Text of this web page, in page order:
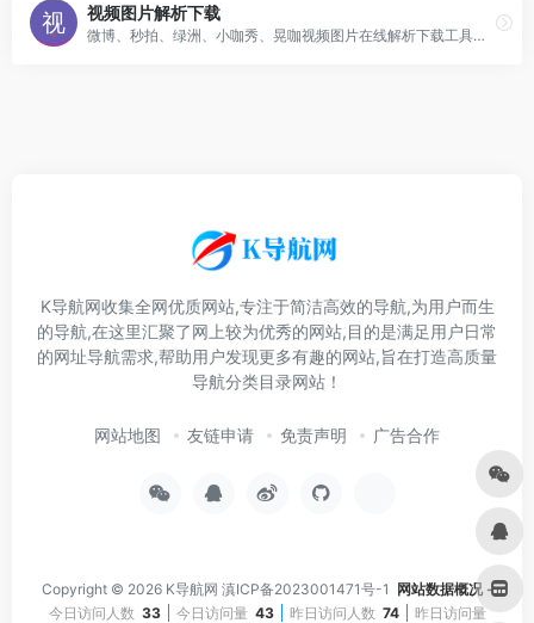
视频图片解析下载
微博、秒拍、绿洲、小咖秀、晃咖视频图片在线解析下载工具支持解析微博和秒拍里的视频真实地址,解析出来的绿洲和小咖秀视频没有水印,并支持下载视频和视频封面到本地,手
K导航网收集全网优质网站,专注于简洁高效的导航,为用户而生
的导航,在这里汇聚了网上较为优秀的网站,目的是满足用户日常
的网址导航需求,帮助用户发现更多有趣的网站,旨在打造高质量
导航分类目录网站！
网站地图 友链申请 免责声明 广告合作
Copyright © 2026 K导航网 滇ICP备2023001471号-1 网站数据概况 -
今日访问人数 33 今日访问量 43 昨日访问人数 74 昨日访问量